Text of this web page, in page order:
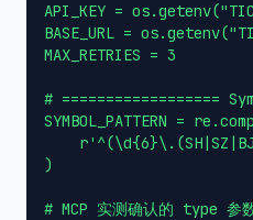
API_KEY =
BASE_URL =
MAX_RETRIES = 3
# ==================
SYMBOL_PATTERN =
)
# MCP 实测确认的 type 参